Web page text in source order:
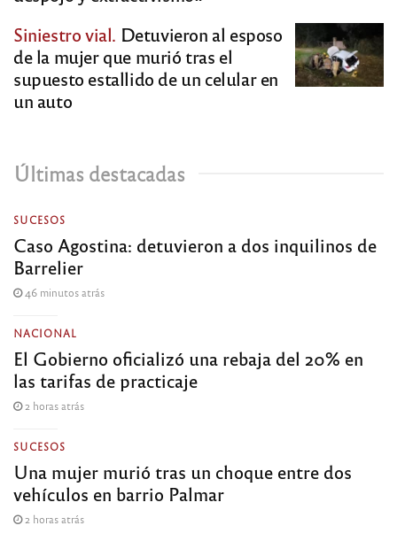
Siniestro vial. Detuvieron al esposo
de la mujer que murió tras el
supuesto estallido de un celular en
un auto
Últimas destacadas
SUCESOS
Caso Agostina: detuvieron a dos inquilinos de
Barrelier
46 minutos atrás
NACIONAL
El Gobierno oficializó una rebaja del 20% en
las tarifas de practicaje
2 horas atrás
SUCESOS
Una mujer murió tras un choque entre dos
vehículos en barrio Palmar
2 horas atrás